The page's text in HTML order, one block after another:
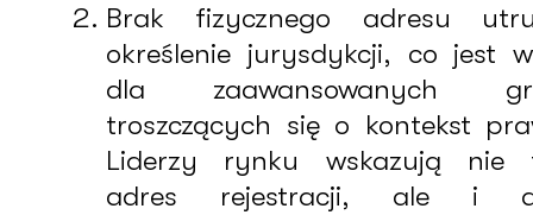
Brak fizycznego adresu
określenie jurysdykcji, co jest
dla zaawansowanych
troszczących się o kontekst
Liderzy rynku wskazują nie
adres rejestracji, ale i